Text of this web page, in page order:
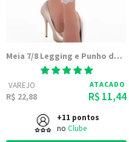
Meia 7/8 Legging e Punho de Renda
VAREJO
R$ 22,88
ATACADO
R$ 11,44
+11 pontos
no Clube